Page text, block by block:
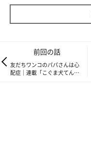
前回の話
友だちワンコのパパさんは心
配症｜連載「こぐま犬てんす